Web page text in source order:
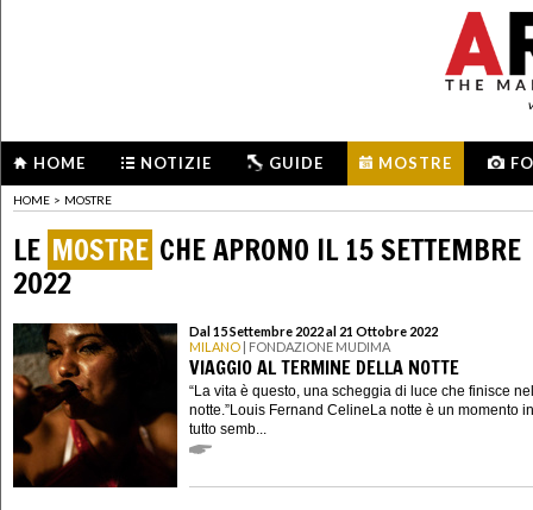
HOME NOTIZIE GUIDE MOSTRE
HOME > MOSTRE
LE MOSTRE CHE APRONO IL 15 SETTEMBRE
2022
Dal 15 Settembre 2022 al 21 Ottobre 2022
MILANO | FONDAZIONE MUDIMA
VIAGGIO AL TERMINE DELLA NOTTE
“La vita è questo, una scheggia di luce che finisce
notte.”Louis Fernand CelineLa notte è un momento
tutto semb...